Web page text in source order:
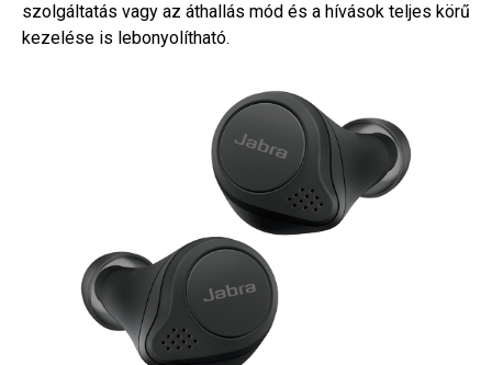
szolgáltatás vagy az áthallás mód és a hívások teljes körű
kezelése is lebonyolítható.